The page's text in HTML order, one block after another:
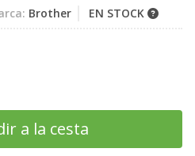
Brother EN STOCK
a la cesta